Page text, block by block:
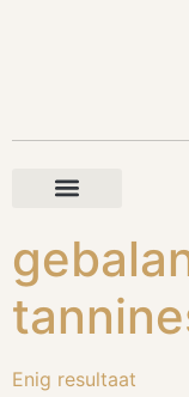
Enig resultaat